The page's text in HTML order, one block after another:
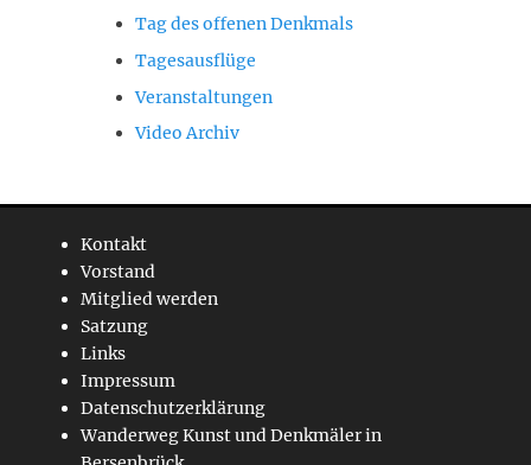
Tag des offenen Denkmals
Tagesausflüge
Veranstaltungen
Video Archiv
Kontakt
Vorstand
Mitglied werden
Satzung
Links
Impressum
Datenschutzerklärung
Wanderweg Kunst und Denkmäler in